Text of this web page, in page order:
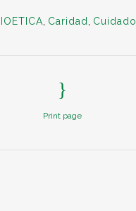
Caridad Cuidado
Print page